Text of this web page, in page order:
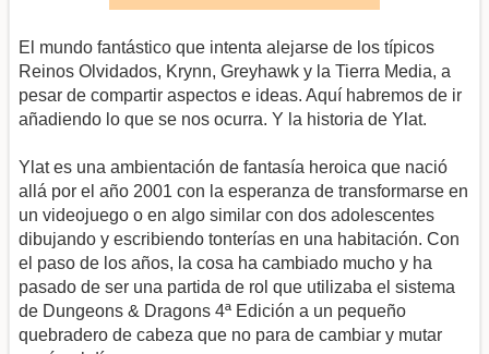
El mundo fantástico que intenta alejarse de los típicos
Reinos Olvidados, Krynn, Greyhawk y la Tierra Media, a
pesar de compartir aspectos e ideas. Aquí habremos de ir
añadiendo lo que se nos ocurra. Y la historia de Ylat.
Ylat es una ambientación de fantasía heroica que nació
allá por el año 2001 con la esperanza de transformarse en
un videojuego o en algo similar con dos adolescentes
dibujando y escribiendo tonterías en una habitación. Con
el paso de los años, la cosa ha cambiado mucho y ha
pasado de ser una partida de rol que utilizaba el sistema
de Dungeons & Dragons 4ª Edición a un pequeño
quebradero de cabeza que no para de cambiar y mutar